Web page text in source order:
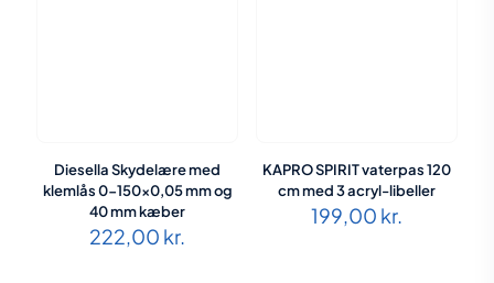
Diesella Skydelære med
klemlås 0-150×0,05 mm og
40 mm kæber
222,00 kr.
KAPRO SPIRIT vaterpas 120
cm med 3 acryl-libeller
199,00 kr.